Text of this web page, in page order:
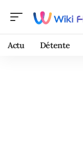
Actu Détente